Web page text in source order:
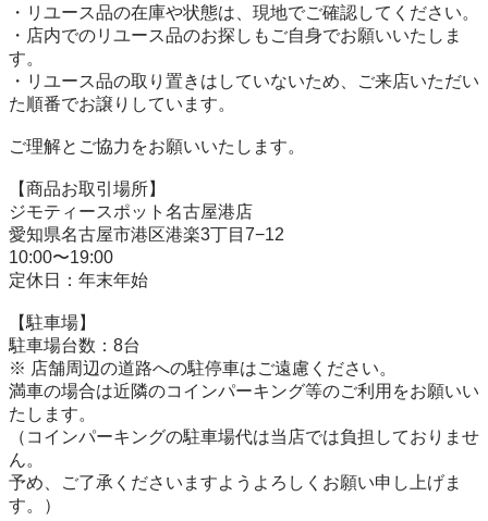
・リユース品の在庫や状態は、現地でご確認してください。
・店内でのリユース品のお探しもご自身でお願いいたしま
す。
・リユース品の取り置きはしていないため、ご来店いただい
た順番でお譲りしています。
ご理解とご協力をお願いいたします。
【商品お取引場所】
ジモティースポット名古屋港店
愛知県名古屋市港区港楽3丁目7−12
10:00〜19:00
定休日：年末年始
【駐⾞場】
駐車場台数：8台
※ 店舗周辺の道路への駐停車はご遠慮ください。
満車の場合は近隣のコインパーキング等のご利用をお願いい
たします。
（コインパーキングの駐車場代は当店では負担しておりませ
ん。
予め、ご了承くださいますようよろしくお願い申し上げま
す。）